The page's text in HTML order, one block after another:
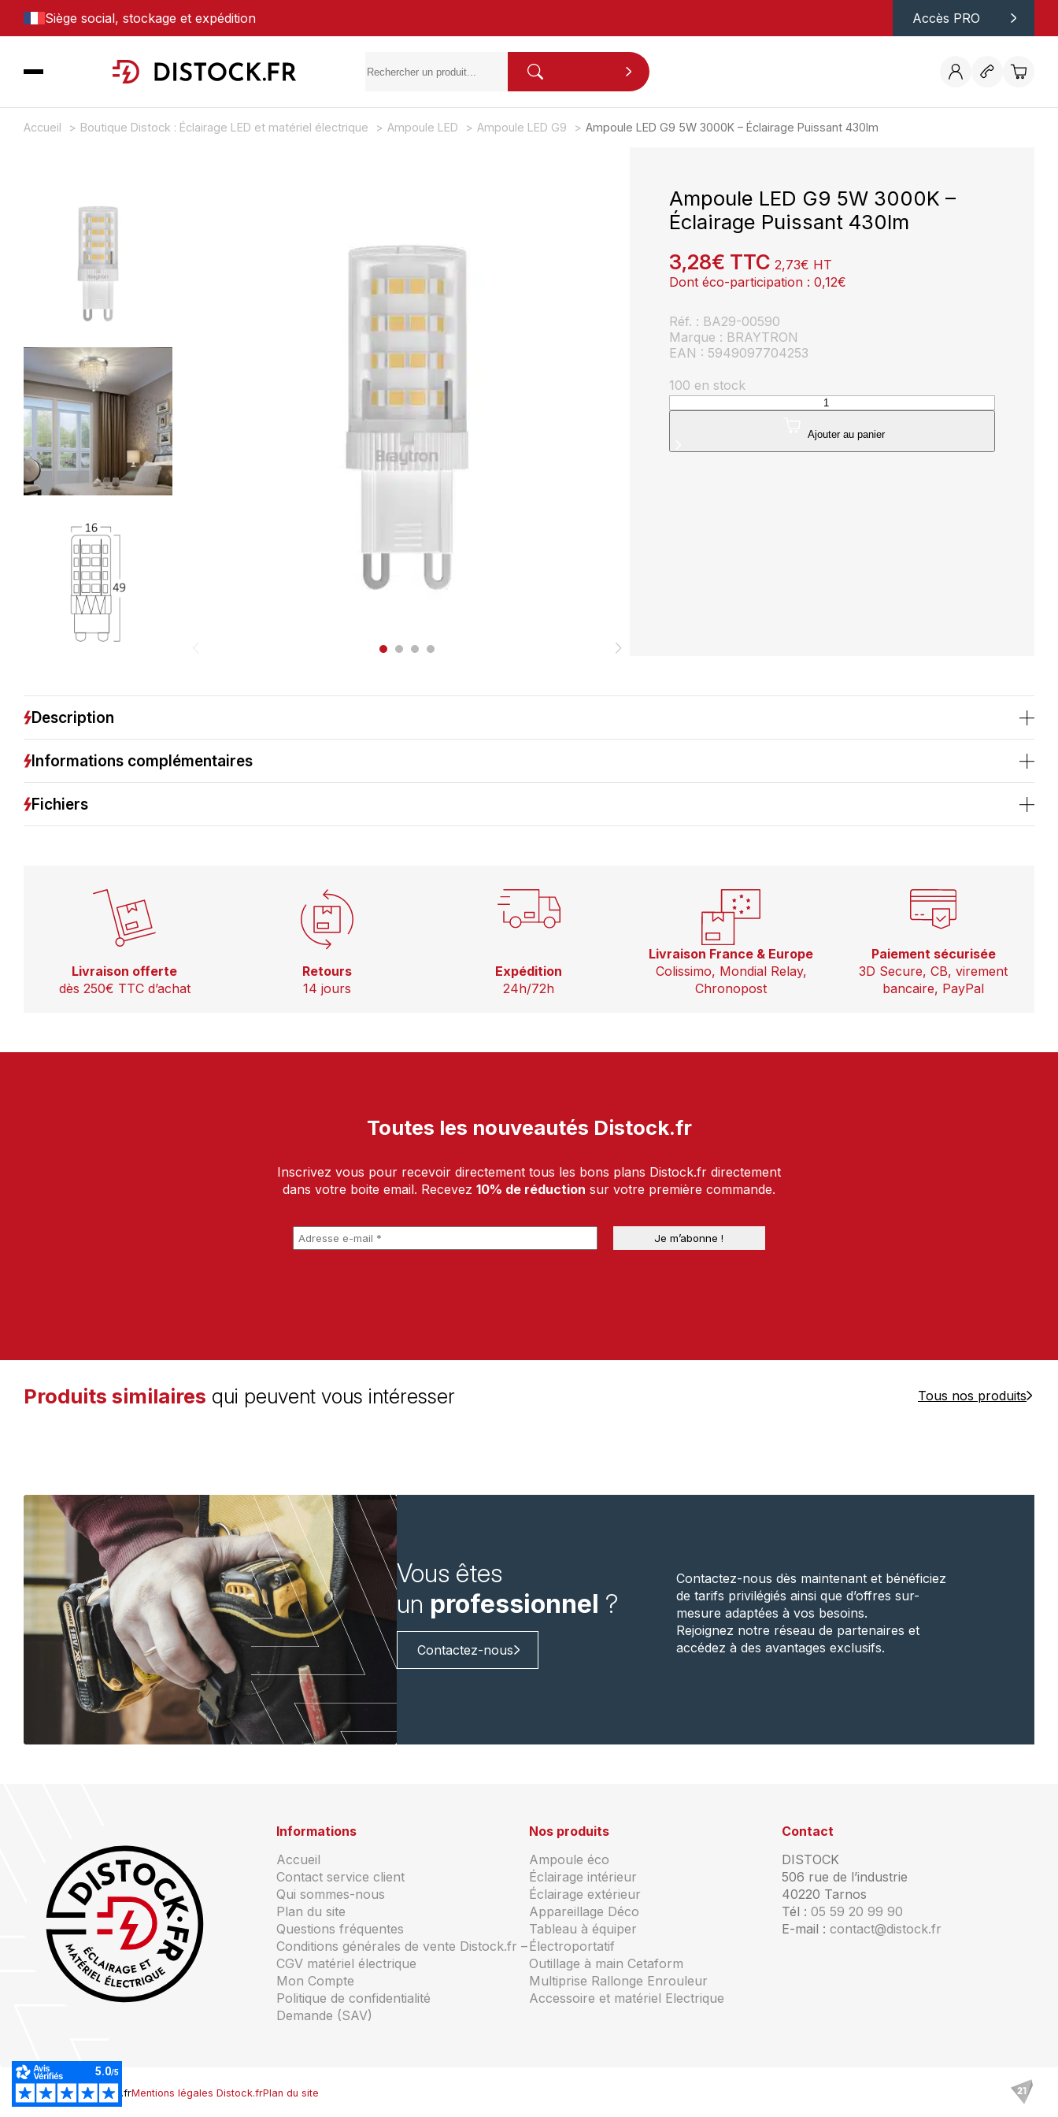
Siège social, stockage et expédition Accès PRO
Accueil Boutique Distock : Éclairage LED et matériel électrique Ampoule LED Ampoule LED G9 Ampoule LED G9 5W 3000K – Éclairage Puissant 430lm
Ampoule LED G9 5W 3000K –
Éclairage Puissant 430lm
3,28€ TTC 2,73€ HT
Dont éco-participation :0,12€
Réf. : BA29-00590
Marque : BRAYTRON
EAN : 5949097704253
100 en stock
quantité
de
LED
Ajouter au panier
Description
Informations complémentaires
Fichiers
Livraison offerte
dès 250€ TTC d’achat
Retours
14 jours
Expédition
24h/72h
Livraison France & Europe
Colissimo, Mondial Relay,
Chronopost
Paiement sécurisée
3D Secure, CB, virement
bancaire, PayPal
Toutes les nouveautés Distock.fr
Inscrivez vous pour recevoir directement tous les bons plans Distock.fr directement
dans votre boite email. Recevez 10% de réduction sur votre première commande.
Produits similaires qui peuvent vous intéresser Tous nos produits
Vous êtes
un professionnel ?
Contactez-nous
Contactez-nous dès maintenant et bénéficiez
de tarifs privilégiés ainsi que d’offres sur-
mesure adaptées à vos besoins.
Rejoignez notre réseau de partenaires et
accédez à des avantages exclusifs.
Informations
Accueil
Contact service client
Qui sommes-nous
Plan du site
Questions fréquentes
Conditions générales de vente Distock.fr –
CGV matériel électrique
Mon Compte
Politique de confidentialité
Demande (SAV)
Nos produits
Ampoule éco
Éclairage intérieur
Éclairage extérieur
Appareillage Déco
Tableau à équiper
Électroportatif
Outillage à main Cetaform
Multiprise Rallonge Enrouleur
Accessoire et matériel Electrique
Contact
DISTOCK
506 rue de l’industrie
40220 Tarnos
Tél : 05 59 20 99 90
E-mail : contact@distock.fr
© Copyright Distock.frMentions légales Distock.frPlan du site